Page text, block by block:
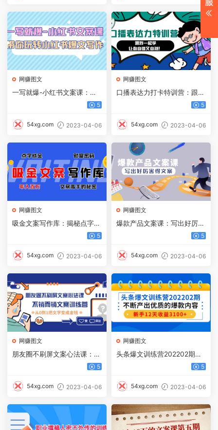
网赚图文
一写就爆-小红书文案课：带
你玩转小红收爆文写作（45 5
54xg.com 2023-04-06
网赚图文
口播表达力打卡特训营：跟我
5
54xg.com 2023-04-06
网赚图文
吸金文案写作库：揭秘点字成
5
54xg.com 2023-04-06
网赚图文
爆款产品文案课：写出好厉害
5
54xg.com 2023-04-06
网赚图文
朋友圈不刷屏文案心法课：不
销而销文案训练营，从0到1把
5
54xg.com 2023-04-06
网赚图文
头条爆文训练营202202期，
5
54xg.com 2023-04-06